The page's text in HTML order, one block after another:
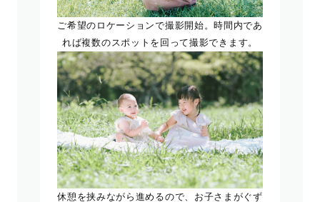
ご希望のロケーションで撮影開始。時間内であ
れば複数のスポットを回って撮影できます。
休憩を挟みながら進めるので、お子さまがぐず